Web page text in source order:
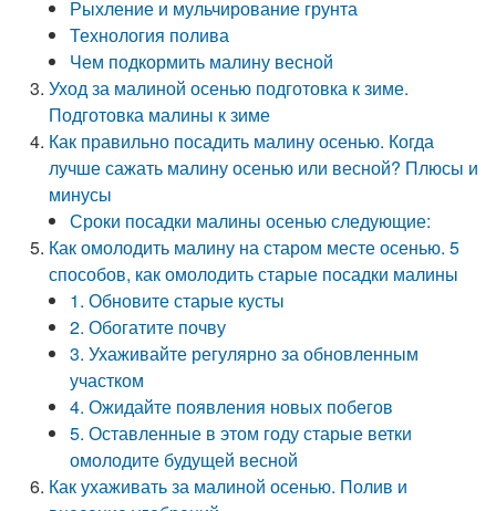
Рыхление и мульчирование грунта
Технология полива
Чем подкормить малину весной
Уход за малиной осенью подготовка к зиме.
Подготовка малины к зиме
Как правильно посадить малину осенью. Когда
лучше сажать малину осенью или весной? Плюсы и
минусы
Сроки посадки малины осенью следующие:
Как омолодить малину на старом месте осенью. 5
способов, как омолодить старые посадки малины
1. Обновите старые кусты
2. Обогатите почву
3. Ухаживайте регулярно за обновленным
участком
4. Ожидайте появления новых побегов
5. Оставленные в этом году старые ветки
омолодите будущей весной
Как ухаживать за малиной осенью. Полив и